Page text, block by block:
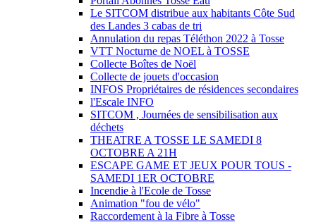
Le SITCOM distribue aux habitants Côte Sud
des Landes 3 cabas de tri
Annulation du repas Téléthon 2022 à Tosse
VTT Nocturne de NOEL à TOSSE
Collecte Boîtes de Noël
Collecte de jouets d'occasion
INFOS Propriétaires de résidences secondaires
l'Escale INFO
SITCOM , Journées de sensibilisation aux
déchets
THEATRE A TOSSE LE SAMEDI 8
OCTOBRE A 21H
ESCAPE GAME ET JEUX POUR TOUS -
SAMEDI 1ER OCTOBRE
Incendie à l'Ecole de Tosse
Animation "fou de vélo"
Raccordement à la Fibre à Tosse